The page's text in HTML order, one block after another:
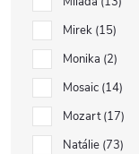
Mirek 15
Monika 2
Mosaic 14
Mozart 17
Natálie 73